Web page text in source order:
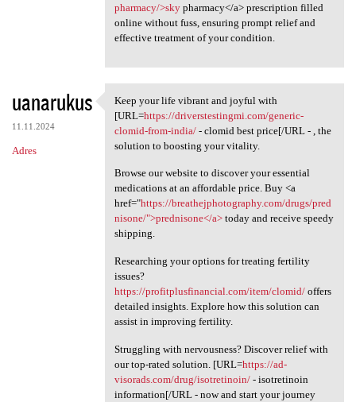
pharmacy/>skypharmacy</a> prescription filled
online without fuss, ensuring prompt relief and
effective treatment of your condition.
uanarukus
11.11.2024
Adres
Keep your life vibrant and
Keep your life vibrant and joyful with
[URL=https://driverstestingmi.com/generic-
clomid-from-india/- clomid best price[/URL - , the
solution to boosting your vitality.
Browse our website to discover your essential
medications at an affordable price. Buy <a
href="https://breathejphotography.com/drugs/pred
nisone/">prednisone</a>today and receive speedy
shipping.
Researching your options for treating fertility
issues?
https://profitplusfinancial.com/item/clomid/offers
detailed insights. Explore how this solution can
assist in improving fertility.
Struggling with nervousness? Discover relief with
our top-rated solution. [URL=https://ad-
visorads.com/drug/isotretinoin/- isotretinoin
information[/URL - now and start your journey